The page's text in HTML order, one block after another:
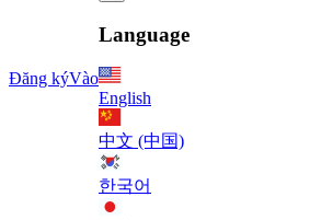
Đăng kýVào
Language
English
中文 (中国)
한국어